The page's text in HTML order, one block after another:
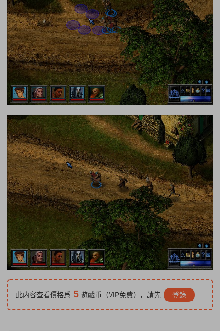
此内容查看價格爲 5 遊戲币（VIP免費），請先 登錄